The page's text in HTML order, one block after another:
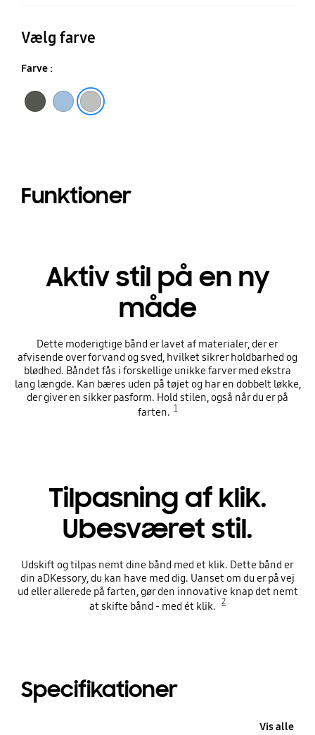
Vælg farve
Farve :
Funktioner
Aktiv stil på en ny
måde
Dette moderigtige bånd er lavet af materialer, der er
afvisende over for vand og sved, hvilket sikrer holdbarhed og
blødhed. Båndet fås i forskellige unikke farver med ekstra
lang længde. Kan bæres uden på tøjet og har en dobbelt løkke,
der giver en sikker pasform. Hold stilen, også når du er på
farten. 1
Tilpasning af klik.
Ubesværet stil.
Udskift og tilpas nemt dine bånd med et klik. Dette bånd er
din aDKessory, du kan have med dig. Uanset om du er på vej
ud eller allerede på farten, gør den innovative knap det nemt
at skifte bånd - med ét klik.
2
Specifikationer
Vis alle